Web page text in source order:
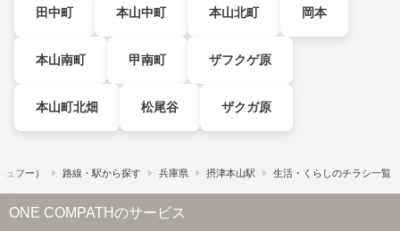
田中町 本山中町 本山北町 岡本
本山南町 甲南町 ザフクゲ原
本山町北畑 松尾谷 ザクガ原
フー） 路線・駅から探す 兵庫県 摂津本山駅 生活・くらしのチラシ一覧
ONE COMPATHのサービス